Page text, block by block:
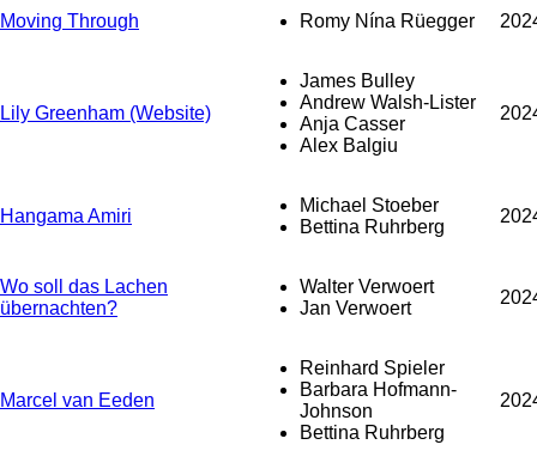
Moving Through Romy Nína Rüegger
Lily Greenham (Website)
James Bulley
Andrew Walsh-Lister
Anja Casser
Alex Balgiu
Hangama Amiri
Michael Stoeber
Bettina Ruhrberg
Wo soll das Lachen
übernachten?
Walter Verwoert
Jan Verwoert
Marcel van Eeden
Reinhard Spieler
Barbara Hofmann-
Johnson
Bettina Ruhrberg